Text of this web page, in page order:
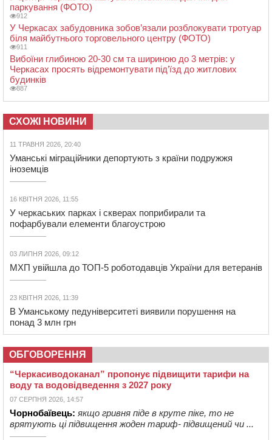
паркування (ФОТО)
912
У Черкасах забудовника зобов’язали розблокувати тротуар
біля майбутнього торговельного центру (ФОТО)
911
Вибоїни глибиною 20-30 см та шириною до 3 метрів: у
Черкасах просять відремонтувати під’їзд до житлових
будинків
887
СХОЖІ НОВИНИ
11 ТРАВНЯ 2026, 20:40
Уманські міграційники депортують з країни подружжя
іноземців
16 КВІТНЯ 2026, 11:55
У черкаських парках і скверах поприбирали та
пофарбували елементи благоустрою
03 ЛИПНЯ 2026, 09:12
МХП увійшла до ТОП-5 роботодавців України для ветеранів
23 КВІТНЯ 2026, 11:39
В Уманському педуніверситеті виявили порушення на
понад 3 млн грн
ОБГОВОРЕННЯ
“Черкасиводоканал” пропонує підвищити тарифи на
воду та водовідведення з 2027 року
07 СЕРПНЯ 2026, 14:57
Чорнобаївець: якщо гривня піде в круте піке, то не
врятують ці підвищення жоден тариф- підвищений чи ...